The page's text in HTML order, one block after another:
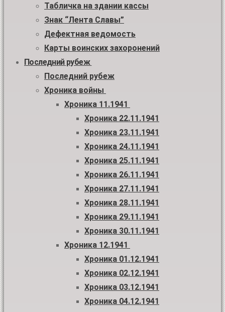
Табличка на здании кассы
Знак “Лента Славы”
Дефектная ведомость
Карты воинских захоронений
Последний рубеж
Последний рубеж
Хроника войны
Хроника 11.1941
Хроника 22.11.1941
Хроника 23.11.1941
Хроника 24.11.1941
Хроника 25.11.1941
Хроника 26.11.1941
Хроника 27.11.1941
Хроника 28.11.1941
Хроника 29.11.1941
Хроника 30.11.1941
Хроника 12.1941
Хроника 01.12.1941
Хроника 02.12.1941
Хроника 03.12.1941
Хроника 04.12.1941